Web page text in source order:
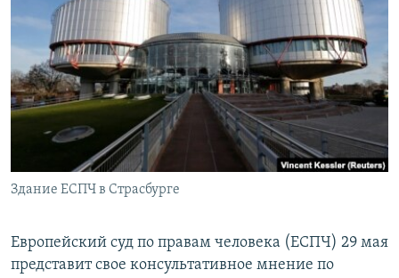
АРХИВ
Հայերեն
English
Русский
Все сайты Радио Азатутюн
Здание ЕСПЧ в Страсбурге
Европейский суд по правам человека (ЕСПЧ) 29 мая
представит свое консультативное мнение по